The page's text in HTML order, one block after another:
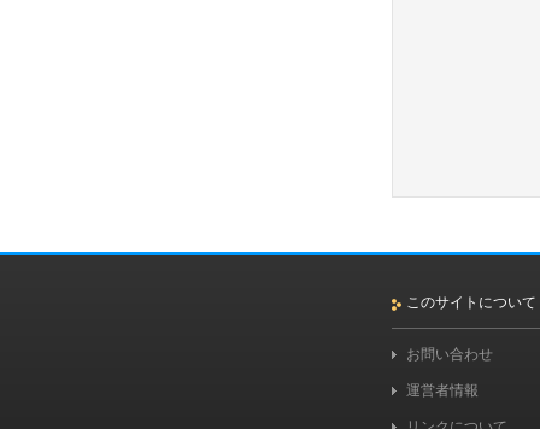
このサイトについて
お問い合わせ
運営者情報